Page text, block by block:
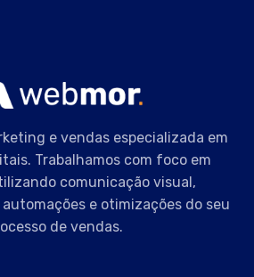
e vendas especializada em
Trabalhamos com foco em
comunicação visual,
e otimizações do seu
de vendas.